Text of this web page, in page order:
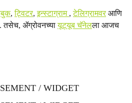
,ट्विटर,इन्स्टाग्राम ,टेलिग्रामवरआणि
तसेच, ॲग्रोवनच्यायूट्यूब चॅनेलला आजच
/ WIDGET